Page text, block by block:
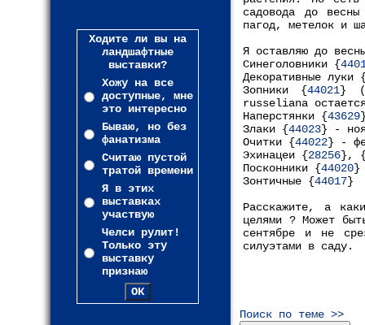
Ходите ли вы на
ландшафтные
выставки?
Хожу на все
доступные, мне
это интересно
Бываю, но без
фанатизма
Считаю пустой
тратой времени
Я в этих
выставках
участвую
Челси рулит!
Только эту
выставку
признаю
садовода до
пагод, метелок и
Я оставляю до
Синеголовники {
Декоративные луки
Зопники {44021}
russeliana
Наперстянки {43629
Злаки {44023} -
Очитки {44022} -
Эхинацеи {28256},
Посконники {44020}
Зонтичные {44017}
Расскажите, а
целями ? Может
сентябре и не
силуэтами в саду.
Поиск по теме >>